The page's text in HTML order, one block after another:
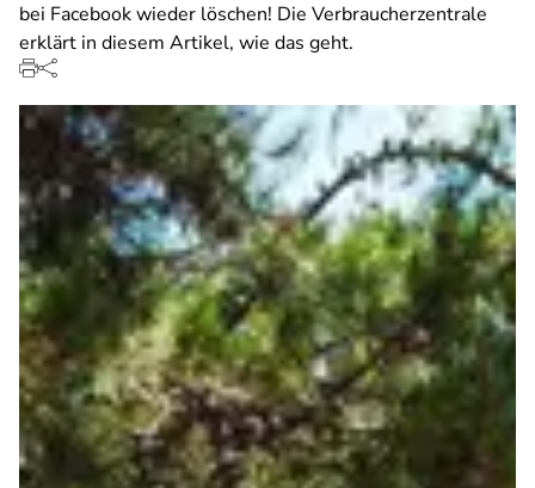
bei Facebook wieder löschen! Die Verbraucherzentrale
erklärt in diesem Artikel, wie das geht.